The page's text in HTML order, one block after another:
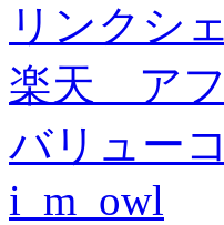
リンクシ
楽天 アフ
バリュー
i_m_owl